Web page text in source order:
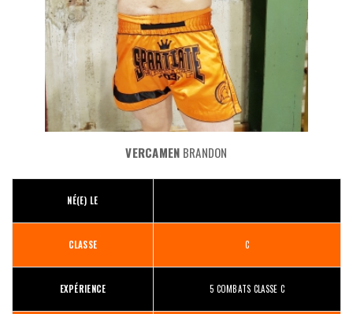
VERCAMEN BRANDON
NÉ(E) LE
CLASSE C
EXPÉRIENCE 5 COMBATS CLASSE C